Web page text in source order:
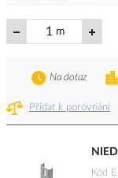
m
Přidat k porovnání
Na dotaz
Kód